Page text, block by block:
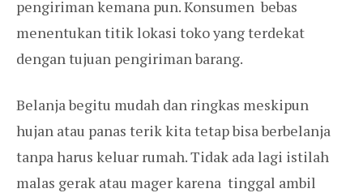
pengiriman kemana pun. Konsumen bebas
menentukan titik lokasi toko yang terdekat
dengan tujuan pengiriman barang.
Belanja begitu mudah dan ringkas meskipun
hujan atau panas terik kita tetap bisa berbelanja
tanpa harus keluar rumah. Tidak ada lagi istilah
malas gerak atau mager karena tinggal ambil